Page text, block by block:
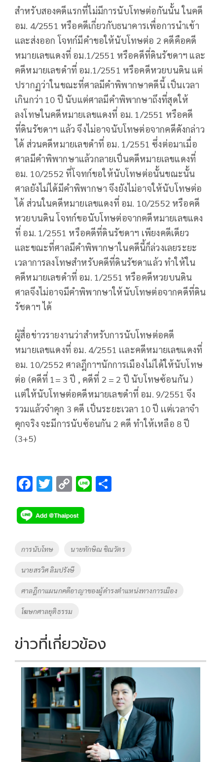
สำหรับสองคดีแรกที่ไม่มีการนับโทษต่อกันนั้น ในคดี
อม. 4/2551 หรือคดีเกี่ยวกับธนาคารเพื่อการนำเข้า
และส่งออก โจทก์มีคำขอให้นับโทษต่อ 2 คดีคือคดี
หมายเลขแดงที่ อม.1/2551 หรือคดีที่ดินรัชดาฯ และ
คดีหมายเลขดำที่ อม.1/2551 หรือคดีหวยบนดิน แต่
ปรากฏว่าในขณะที่ศาลมีคำพิพากษาคดีนี้ เป็นเวลา
เกินกว่า 10 ปี นับแต่ศาลมีคำพิพากษาถึงที่สุดให้
ลงโทษในคดีหมายเลขแดงที่ อม. 1/2551 หรือคดี
ที่ดินรัชดาฯ แล้ว จึงไม่อาจนับโทษต่อจากคดีดังกล่าว
ได้ ส่วนคดีหมายเลขดำที่ อม. 1/2551 ซึ่งต่อมาเมื่อ
ศาลมีคำพิพากษาแล้วกลายเป็นคดีหมายเลขแดงที่
อม. 10/2552 ที่โจทก์ขอให้นับโทษต่อนั้นขณะนั้น
ศาลยังไม่ได้มีคำพิพากษา จึงยังไม่อาจให้นับโทษต่อ
ได้ ส่วนในคดีหมายเลขแดงที่ อม. 10/2552 หรือคดี
หวยบนดิน โจทก์ขอนับโทษต่อจากคดีหมายเลขแดง
ที่ อม. 1/2551 หรือคดีที่ดินรัชดาฯ เพียงคดีเดียว
และขณะที่ศาลมีคำพิพากษาในคดีนี้ก็ล่วงเลยระยะ
เวลาการลงโทษสำหรับคดีที่ดินรัชดาแล้ว ทำให้ใน
คดีหมายเลขดำที่ อม. 1/2551 หรือคดีหวยบนดิน
ศาลจึงไม่อาจมีคำพิพากษาให้นับโทษต่อจากคดีที่ดิน
รัชดาฯ ได้
ผู้สื่อข่าวรายงานว่าสำหรับการนับโทษต่อคดี
หมายเลขแดงที่ อม. 4/2551 เเละคดีหมายเลขแดงที่
อม. 10/2552 ศาลฎีกาฯนักการเมืองไม่ได้ให้นับโทษ
ต่อ (คดีที่ 1= 3 ปี , คดีที่ 2 = 2 ปี นับโทษซ้อนกัน )
เเต่ให้นับโทษต่อคดีหมายเลขดำที่ อม. 9/2551 จึง
รวมแล้วจำคุก 3 คดี เป็นระยะเวลา 10 ปี เเต่เวลาจำ
คุกจริง จะมีการนับซ้อนกัน 2 คดี ทำให้เหลือ 8 ปี
(3+5)
F
e
b
o
o
k
T
tt
er
C
p
y
Li
n
k
Li
Tags
การนับโทษ นายทักษิณ ชิณวัตร
นายสรวิศ ลิมปรังษี
ศาลฎีกาแผนกคดีอาญาของผู้ดำรงตำแหน่งทางการเมือง
โฆษกศาลยุติธรรม
ข่าวที่เกี่ยวข้อง